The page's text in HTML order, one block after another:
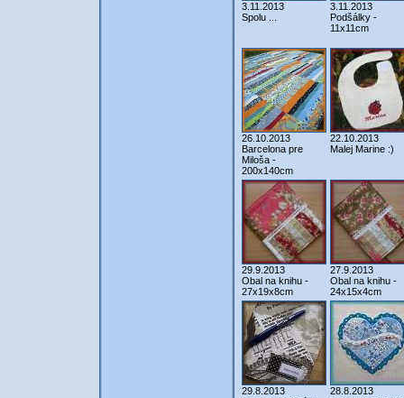
3.11.2013
Spolu ...
3.11.2013
Podšálky -
11x11cm
26.10.2013
Barcelona pre
Miloša -
200x140cm
22.10.2013
Malej Marine :)
29.9.2013
Obal na knihu -
27x19x8cm
27.9.2013
Obal na knihu -
24x15x4cm
29.8.2013
28.8.2013